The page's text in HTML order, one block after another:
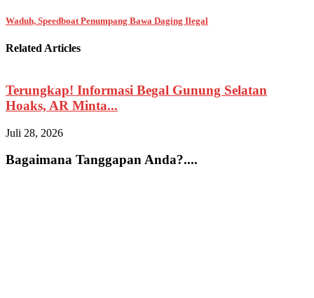
Waduh, Speedboat Penumpang Bawa Daging Ilegal
Related Articles
Terungkap! Informasi Begal Gunung Selatan
Hoaks, AR Minta...
Juli 28, 2026
Bagaimana Tanggapan Anda?....